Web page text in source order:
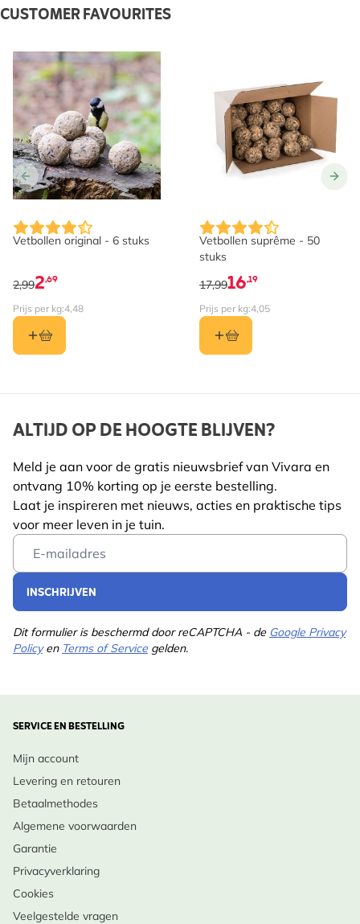
CUSTOMER FAVOURITES
Vetbollen original - 6 stuks
2,69
2,99
Prijs per kg:4,48
Vetbollen suprême - 50
stuks
16,19
17,99
Prijs per kg:4,05
ALTIJD OP DE HOOGTE BLIJVEN?
Meld je aan voor de gratis nieuwsbrief van Vivara en
ontvang 10% korting op je eerste bestelling.
Laat je inspireren met nieuws, acties en praktische tips
voor meer leven in je tuin.
Email Address
INSCHRIJVEN
Dit formulier is beschermd door reCAPTCHA - de Google Privacy
Policyen Terms of Service gelden.
SERVICE EN BESTELLING
Mijn account
Levering en retouren
Betaalmethodes
Algemene voorwaarden
Garantie
Privacyverklaring
Cookies
Veelgestelde vragen